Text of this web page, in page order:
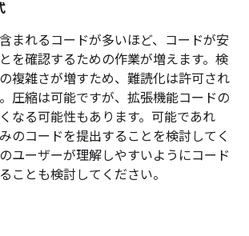
まれるコードが多いほど、コードが安
を確認するための作業が増えます。検
複雑さが増すため、難読化は許可され
圧縮は可能ですが、拡張機能コードの
なる可能性もあります。可能であれ
のコードを提出することを検討してく
ユーザーが理解しやすいようにコード
ことも検討してください。